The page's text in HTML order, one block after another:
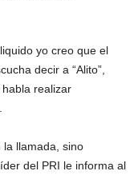
yo creo que el
decir a “Alito”,
realizar
la llamada, sino
del PRI le informa al